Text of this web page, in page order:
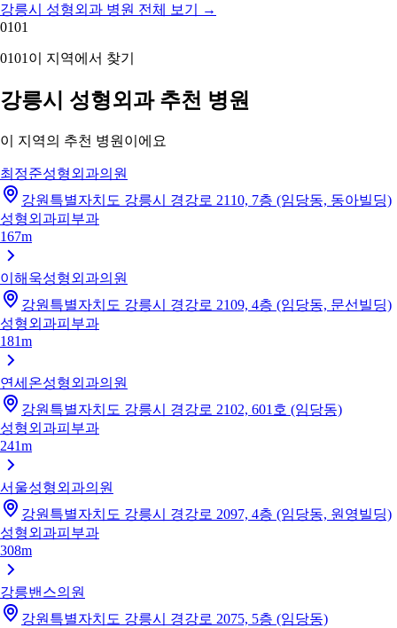
강릉시 성형외과 병원 전체 보기
→
0101
0101 이 지역에서 찾기
강릉시 성형외과 추천 병원
이 지역의 추천 병원이에요
최정준성형외과의원
강원특별자치도 강릉시 경강로 2110, 7층 (임당동, 동아빌딩)
성형외과피부과
167m
이해욱성형외과의원
강원특별자치도 강릉시 경강로 2109, 4층 (임당동, 문선빌딩)
성형외과피부과
181m
연세온성형외과의원
강원특별자치도 강릉시 경강로 2102, 601호 (임당동)
성형외과피부과
241m
서울성형외과의원
강원특별자치도 강릉시 경강로 2097, 4층 (임당동, 원영빌딩)
성형외과피부과
308m
강릉밴스의원
강원특별자치도 강릉시 경강로 2075, 5층 (임당동)